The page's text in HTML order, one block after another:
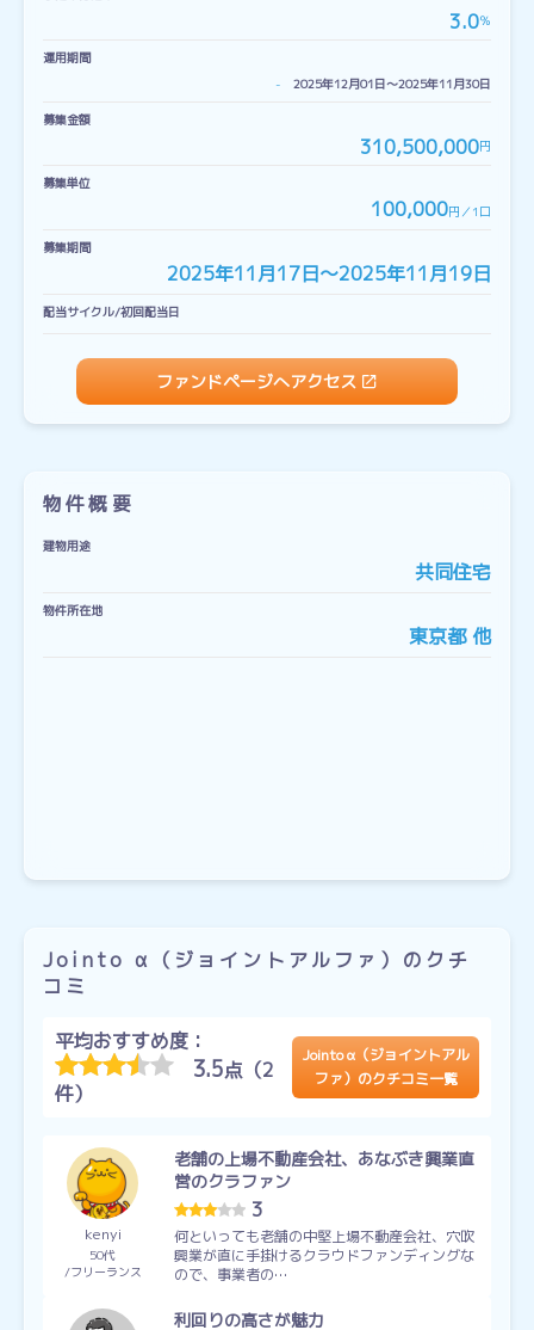
3.0％
運用期間
-
2025年12月01日〜2025年11月30日
募集金額
310,500,000円
募集単位
100,000円／1口
募集期間
2025年11月17日〜2025年11月19日
配当サイクル/初回配当日
ファンドページへアクセス
物件概要
建物用途
共同住宅
物件所在地
東京都 他
Jointo α（ジョイントアルファ）のクチ
コミ
平均おすすめ度：
3.5点（2
件）
Jointo α（ジョイントアル
ファ）のクチコミ一覧
kenyi
50代
フリーランス
老舗の上場不動産会社、あなぶき興業直
営のクラファン
3
何といっても老舗の中堅上場不動産会社、穴吹
興業が直に手掛けるクラウドファンディングな
ので、事業者の…
利回りの高さが魅力